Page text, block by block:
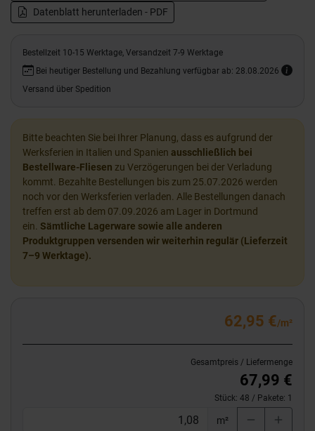
Datenblatt herunterladen - PDF
Bestellzeit 10-15 Werktage, Versandzeit 7-9 Werktage
Bei heutiger Bestellung und Bezahlung verfügbar ab: 28.08.2026
Versand über Spedition
Bitte beachten Sie bei Ihrer Planung, dass es aufgrund der
Werksferien in Italien und Spanien ausschließlich bei
Bestellware-Fliesen zu Verzögerungen bei der Verladung
kommt. Bezahlte Bestellungen bis zum 25.07.2026 werden
noch vor den Werksferien verladen. Alle Bestellungen danach
treffen erst ab dem 07.09.2026 am Lager in Dortmund
ein. Sämtliche Lagerware sowie alle anderen
Produktgruppen versenden wir weiterhin regulär (Lieferzeit
7–9 Werktage).
62,95 €/m²
Gesamtpreis / Liefermenge
67,99 €
Stück: 48 / Pakete: 1
m²